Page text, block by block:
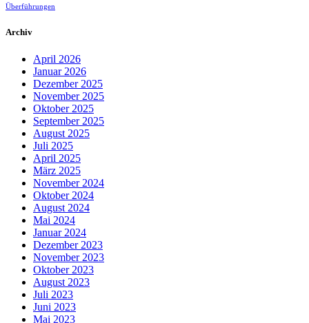
Überführungen
Archiv
April 2026
Januar 2026
Dezember 2025
November 2025
Oktober 2025
September 2025
August 2025
Juli 2025
April 2025
März 2025
November 2024
Oktober 2024
August 2024
Mai 2024
Januar 2024
Dezember 2023
November 2023
Oktober 2023
August 2023
Juli 2023
Juni 2023
Mai 2023